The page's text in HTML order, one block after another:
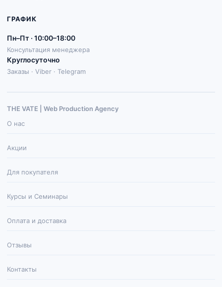
ГРАФИК
Пн–Пт · 10:00–18:00
Консультация менеджера
Круглосуточно
Заказы · Viber · Telegram
THE VATE | Web Production Agenсy
О нас
Акции
Для покупателя
Курсы и Семинары
Оплата и доставка
Отзывы
Контакты